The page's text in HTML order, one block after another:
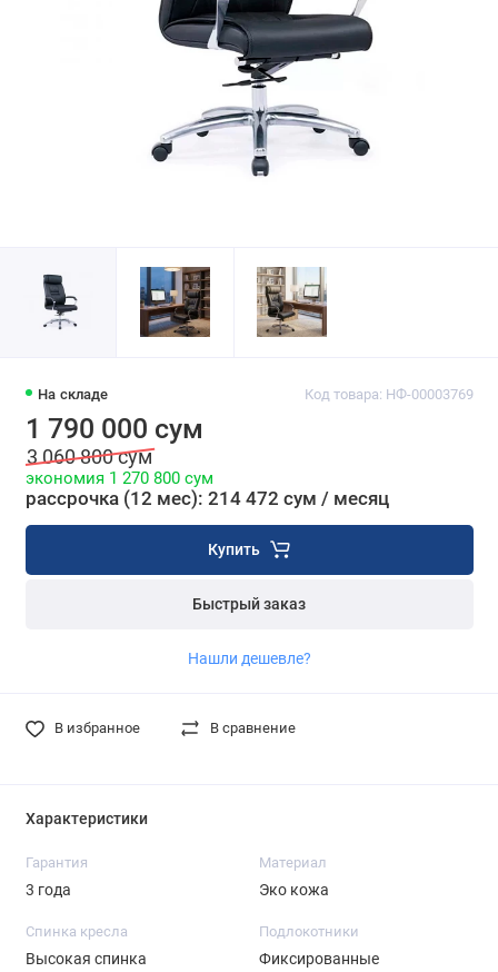
На складе Код товара: НФ-00003769
1 790 000 сум
3 060 800 сум
экономия 1 270 800 сум
рассрочка (12 мес): 214 472 сум / месяц
Купить
Быстрый заказ
Нашли дешевле?
В избранное В сравнение
Характеристики
Гарантия
3 года
Материал
Эко кожа
Спинка кресла
Высокая спинка
Подлокотники
Фиксированные